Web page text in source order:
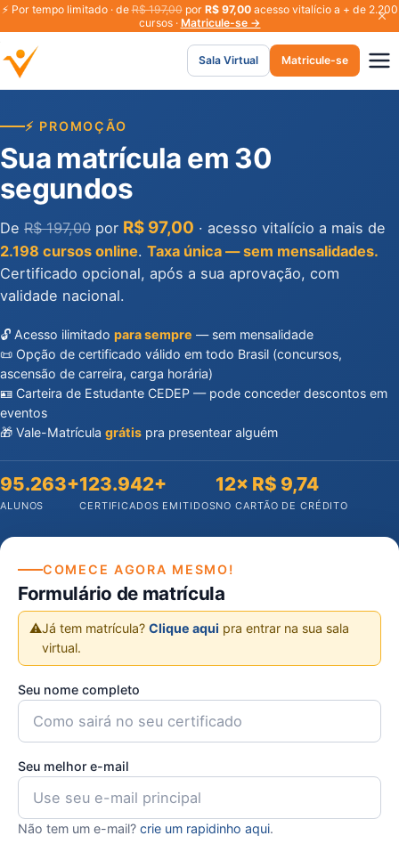
⚡ Por tempo limitado · deR$ 197,00por R$ 97,00acesso vitalício a + de 2.200
cursos · Matricule-se →
Sala Virtual Matricule-se
⚡ PROMOÇÃO
Sua matrícula em 30
segundos
De R$ 197,00 por R$ 97,00 · acesso vitalício a mais de
2.198 cursos online. Taxa única — sem mensalidades.
Certificado opcional, após a sua aprovação, com
validade nacional.
🔓 Acesso ilimitado para sempre — sem mensalidade
📜 Opção de certificado válido em todo Brasil (concursos,
ascensão de carreira, carga horária)
🪪 Carteira de Estudante CEDEP — pode conceder descontos em
eventos
🎁 Vale-Matrícula grátis pra presentear alguém
95.263+
ALUNOS
123.942+
CERTIFICADOS EMITIDOS
12× R$ 9,74
NO CARTÃO DE CRÉDITO
COMECE AGORA MESMO!
Formulário de matrícula
⚠️Já tem matrícula? Clique aqui pra entrar na sua sala
virtual.
Seu nome completo
Seu melhor e-mail
Não tem um e-mail? crie um rapidinho aqui.